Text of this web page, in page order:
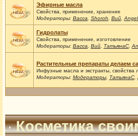
Эфирные масла
Свойства, применение, хранение
Модераторы: Васса Shoroh Вий,
Гидролаты
Свойства, применение, изготовление
Модераторы: Васса Вий, ТатьянаС,
Растительные препараты делаем
Инфузные масла и экстракты, свойства
Модераторы: Модераторы, ТатьянаС,
Косметика